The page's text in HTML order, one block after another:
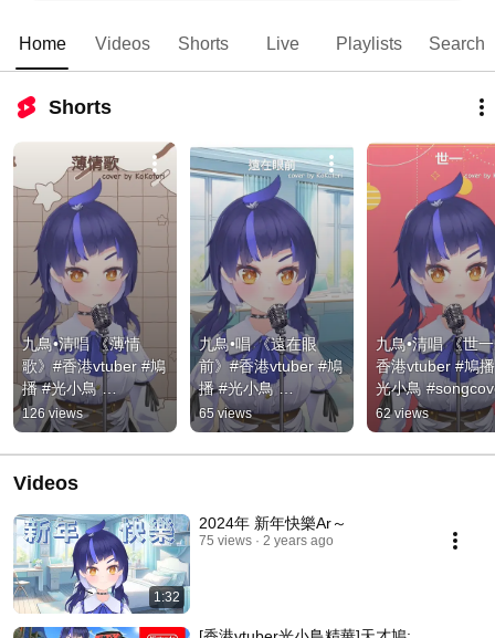
Home Videos Shorts Live Playlists Search
Shorts
九鳥•清唱 《薄情
歌》#香港vtuber #鳩
播 #光小鳥
#songcover #薄情歌
#music  #shorts
126 views
九鳥•唱 《遠在眼
前》#香港vtuber #鳩
播 #光小鳥
#songcover #遠在眼
前 #music  #shorts #
走音慎入
65 views
九鳥•清唱 《世
香港vtuber #鳩
光小鳥
世一 #mc張天賦
#music  #shorts
62 views
Videos
1:32
2024年 新年快樂Ar～
75 views 2 years ago